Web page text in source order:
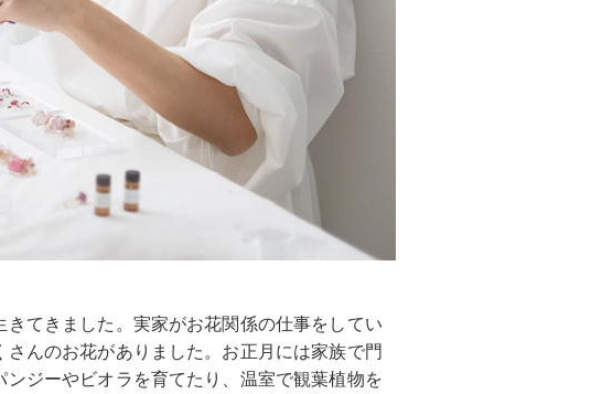
てきました。実家がお花関係の仕事をしてい
んのお花がありました。お正月には家族で門
ジーやビオラを育てたり、温室で観葉植物を